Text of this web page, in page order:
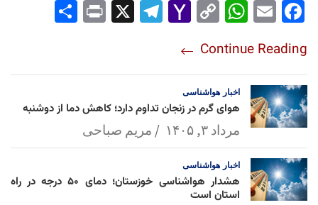
Fac
ok
Em
Wh
Ap
p
Co
Lin
k
Yah
l
Tel
Pri
Continue Reading
اخبار هواشناسی
هوای گرم در زنجان تداوم دارد؛ کاهش دما از دوشنبه
مرداد ۳, ۱۴۰۵ مریم صباحی
اخبار هواشناسی
هشدار هواشناسی خوزستان؛ دمای ۵۰ درجه در راه
استان است